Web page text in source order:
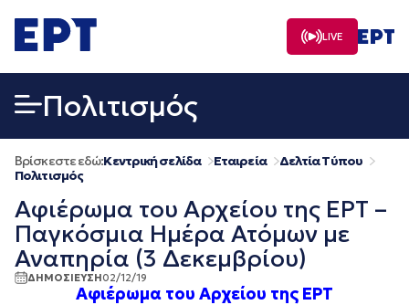
σε
περιεχόμενο
LIVE
Πολιτισμός
Βρίσκεστε εδώ:Κεντρική σελίδα Εταιρεία
Δελτία Τύπου
Πολιτισμός
Αφιέρωμα του Αρχείου της ΕΡΤ –
Παγκόσμια Ημέρα Ατόμων με
Αναπηρία (3 Δεκεμβρίου)
ΔΗΜΟΣΙΕΥΣΗ02/12/19
Αφιέρωμα του Αρχείου της ΕΡΤ